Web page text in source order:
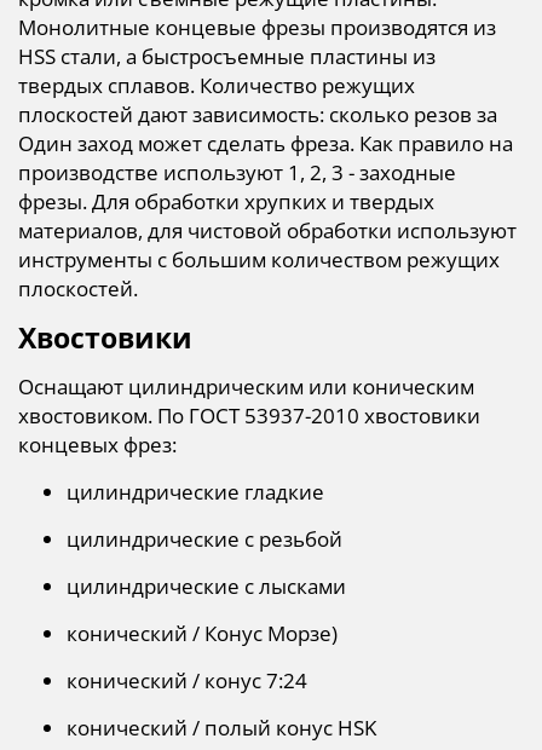
Монолитные концевые фрезы производятся из
HSS стали, а быстросъемные пластины из
твердых сплавов. Количество режущих
плоскостей дают зависимость: сколько резов за
Один заход может сделать фреза. Как правило на
производстве используют 1, 2, 3 - заходные
фрезы. Для обработки хрупких и твердых
материалов, для чистовой обработки используют
инструменты с большим количеством режущих
плоскостей.
Хвостовики
Оснащают цилиндрическим или коническим
хвостовиком. По ГОСТ 53937-2010 хвостовики
концевых фрез:
цилиндрические гладкие
цилиндрические с резьбой
цилиндрические с лысками
конический / Конус Морзе)
конический / конус 7:24
конический / полый конус HSK